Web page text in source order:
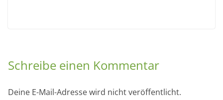
Schreibe einen Kommentar
Deine E-Mail-Adresse wird nicht veröffentlicht.